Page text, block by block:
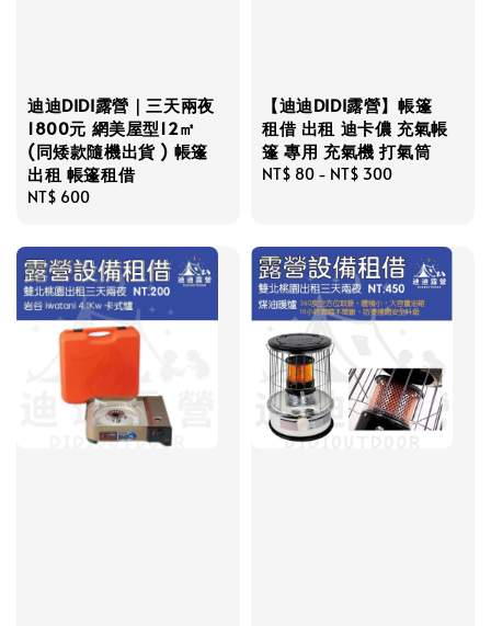
迪迪DIDI露營｜三天兩夜
1800元 網美屋型12㎡
(同矮款隨機出貨 ) 帳篷
出租 帳篷租借
Regular
NT$ 600
【迪迪DIDI露營】帳篷
租借 出租 迪卡儂 充氣帳
篷 專用 充氣機 打氣筒
Regular
NT$ 80 - NT$ 300